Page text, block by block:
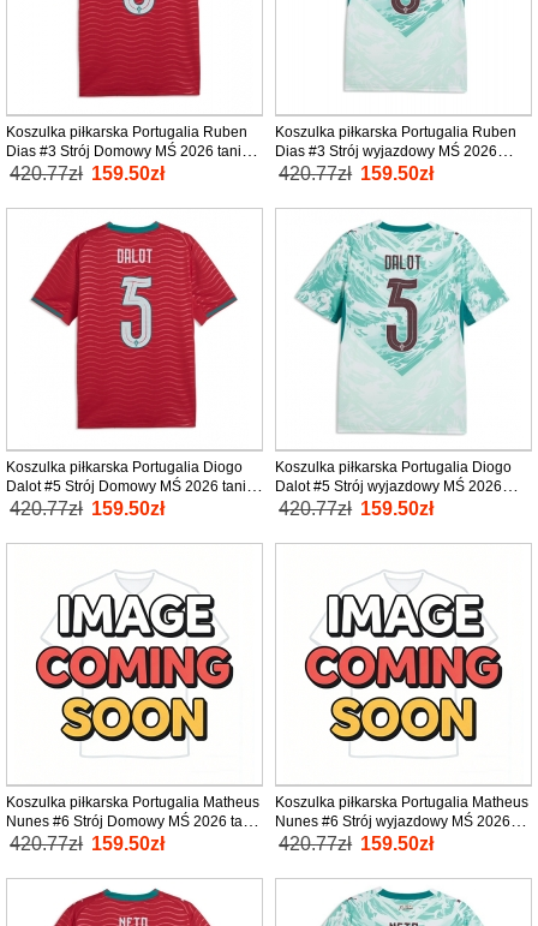
Koszulka piłkarska Portugalia Ruben
Dias #3 Strój Domowy MŚ 2026 tanio
Krótki Rękaw
420.77zł 159.50zł
Koszulka piłkarska Portugalia Ruben
Dias #3 Strój wyjazdowy MŚ 2026
tanio Krótki Rękaw
420.77zł 159.50zł
Koszulka piłkarska Portugalia Diogo
Dalot #5 Strój Domowy MŚ 2026 tanio
Krótki Rękaw
420.77zł 159.50zł
Koszulka piłkarska Portugalia Diogo
Dalot #5 Strój wyjazdowy MŚ 2026
tanio Krótki Rękaw
420.77zł 159.50zł
Koszulka piłkarska Portugalia Matheus
Nunes #6 Strój Domowy MŚ 2026 tanio
Krótki Rękaw
420.77zł 159.50zł
Koszulka piłkarska Portugalia Matheus
Nunes #6 Strój wyjazdowy MŚ 2026
tanio Krótki Rękaw
420.77zł 159.50zł